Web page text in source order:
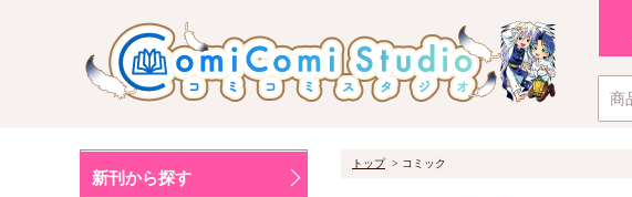
新刊から探す
トップ コミック